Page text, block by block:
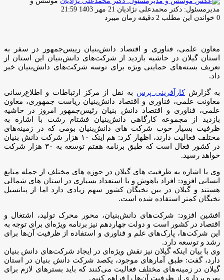
مدیرمسئول: دکتر محمدعلی نژادیان ارسال
ایمیل
21 مهر 1403 21:59
0 خواندن این مطلب 2 دقیقه زمان میبرد
معاون علمی، فناوری و اقتصاد دانش‌بنیان رییس‌جمهور در سفر به
استان گیلان در حاشیه بازدید از شرکت‌های دانش‌بنیان این استان از
تعریف بسته‌های حمایتی ویژه برای توسه شرکت‌های دانش‌بنیان خبر
داد.
به گزارشکارآفرینی پرس به نقل از مرکز ارتباطات و اطلاع‌رسانی
معاونت علمی، فناوری و اقتصاد دانش‌بنیان ریاست جمهوری، معاون
علمی، فناوری و اقتصاد دانش بنیان رئیس‌جمهور امروز در حاشیه
بازدید از مجموعه کارگاهی دانش‌بنیان فشتام رشت با اشاره به
ظرفیت بسیار خوب شرکت های دانش‌بنیان بومی که در زمینه‌های
مختلف فعالیت دارند، اظهار کرد: هم اینک ۱۰ هزار شرکت دانش بنیان
در کشور فعال است که طبق برنامه هفتم توسعه به ۳۰ هزار شرکت
خواهد رسید.
وی با اشاره به ظرفیت های گیلان در حوزه های مختلف از جمله منابع
انسانی افزود: افراد باهوش‌ و با استعداد بسیاری در استان های شمالی
هستند و گیلان در بین نخبگان کشور سهم زیادی دارد اما از ‌پنانسیل
نخبگان کمتر استفاده شده است.
افشین افزود: شرکت‌های دانش‌بنیان، محور محرک تولید، اشتغال و
اقتصاد در کشور است و دولت چهاردهم نیز برنامه ویژه‌ای برای توجه به
این شرکت‌ها، پارک‌های علم و فناوری و استفاده از ظرفیت آن‌ها برای
رشد و توسعه دارد.
وی با بیان اینکه گیلان نیز نقش ویژه‌ای در ایجاد شرکت‌های دانش بنیان
دارد، گفت: طبق آمارهای موجود، یکصد شرکت دانش بنیان در استان
گیلان در زمینه‌های مختلف فعالیت می‌کنند که باید بسترهای لازم برای
بهره برداری از ظرفیت آن‌ها را فراهم کنیم.